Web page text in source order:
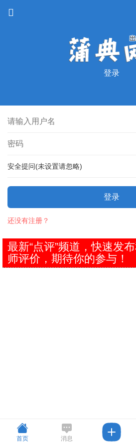
登录
安全提问(未设置请忽略)
登录
还没有注册？
最新“点评”频道，快速发
师评价，期待你的参与！
首页 消息